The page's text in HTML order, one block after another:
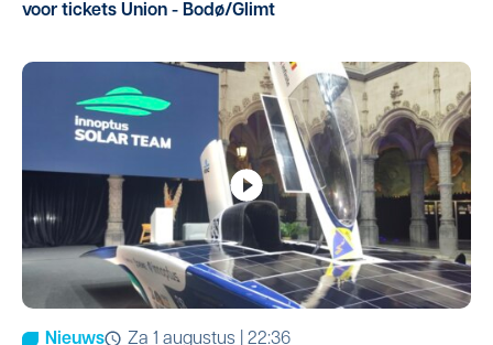
voor tickets Union - Bodø/Glimt
Nieuws za 1 augustus | 22:36